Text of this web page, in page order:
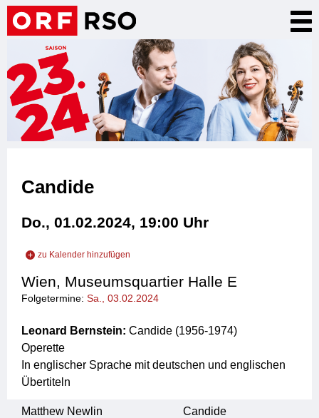
Direkt
zum
Candide
Do., 01.02.2024, 19:00 Uhr
zu Kalender hinzufügen
zu Outlook hinzufügen
Wien, Museumsquartier Halle E
Folgetermine: Sa., 03.02.2024
Leonard Bernstein: Candide (1956-1974)
Operette
In englischer Sprache mit deutschen und englischen
Übertiteln
Matthew Newlin
Candide